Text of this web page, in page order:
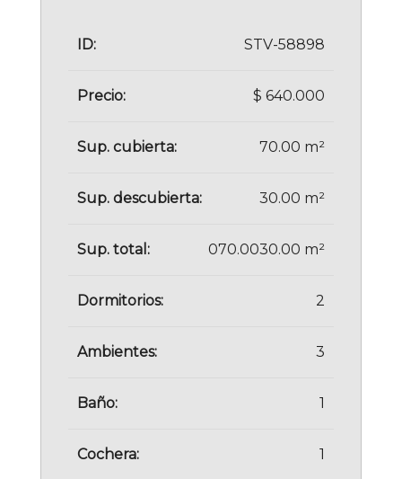
ID: STV-58898
Precio: $ 640.000
Sup. cubierta: 70.00 m²
Sup. descubierta: 30.00 m²
Sup. total: 070.0030.00 m²
Dormitorios: 2
Ambientes: 3
Baño: 1
Cochera: 1